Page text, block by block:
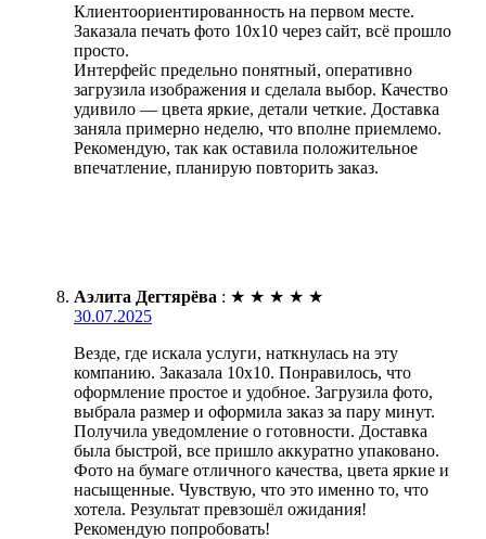
Клиентоориентированность на первом месте.
Заказала печать фото 10х10 через сайт, всё прошло
просто.
Интерфейс предельно понятный, оперативно
загрузила изображения и сделала выбор. Качество
удивило — цвета яркие, детали четкие. Доставка
заняла примерно неделю, что вполне приемлемо.
Рекомендую, так как оставила положительное
впечатление, планирую повторить заказ.
Аэлита Дегтярёва : ★ ★ ★ ★ ★
30.07.2025
Везде, где искала услуги, наткнулась на эту
компанию. Заказала 10х10. Понравилось, что
оформление простое и удобное. Загрузила фото,
выбрала размер и оформила заказ за пару минут.
Получила уведомление о готовности. Доставка
была быстрой, все пришло аккуратно упаковано.
Фото на бумаге отличного качества, цвета яркие и
насыщенные. Чувствую, что это именно то, что
хотела. Результат превзошёл ожидания!
Рекомендую попробовать!